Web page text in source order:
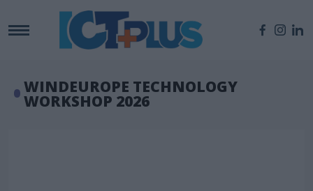
WINDEUROPE TECHNOLOGY
WORKSHOP 2026